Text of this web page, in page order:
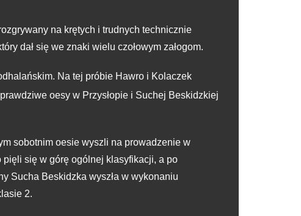
na krętych i trudnych technicznie
dał się we znaki wielu czołowym załogom.
Na tej próbie Hawro i Kolaczek
oesy w Przysłopie i Suchej Beskidzkiej
sobotnim oesie wyszli na prowadzenie w
się w górę ogólnej klasyfikacji, a po
Sucha Beskidzka wyszła w wykonaniu
2.